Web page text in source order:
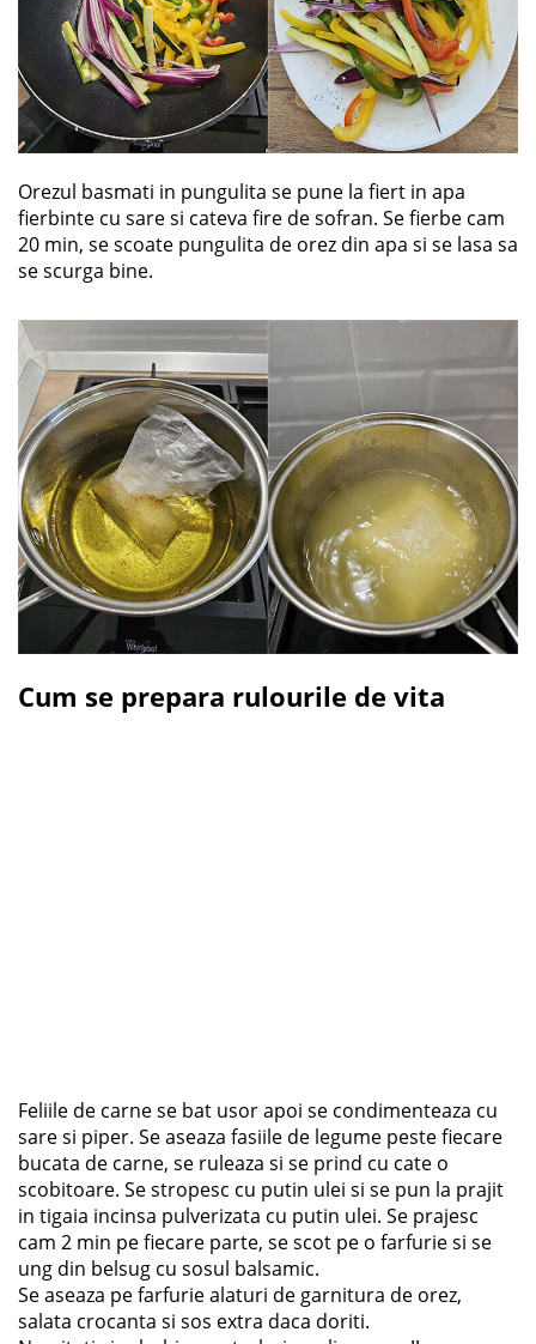
Orezul basmati in pungulita se pune la fiert in apa
fierbinte cu sare si cateva fire de sofran. Se fierbe cam
20 min, se scoate pungulita de orez din apa si se lasa sa
se scurga bine.
Cum se prepara rulourile de vita
Feliile de carne se bat usor apoi se condimenteaza cu
sare si piper. Se aseaza fasiile de legume peste fiecare
bucata de carne, se ruleaza si se prind cu cate o
scobitoare. Se stropesc cu putin ulei si se pun la prajit
in tigaia incinsa pulverizata cu putin ulei. Se prajesc
cam 2 min pe fiecare parte, se scot pe o farfurie si se
ung din belsug cu sosul balsamic.
Se aseaza pe farfurie alaturi de garnitura de orez,
salata crocanta si sos extra daca doriti.